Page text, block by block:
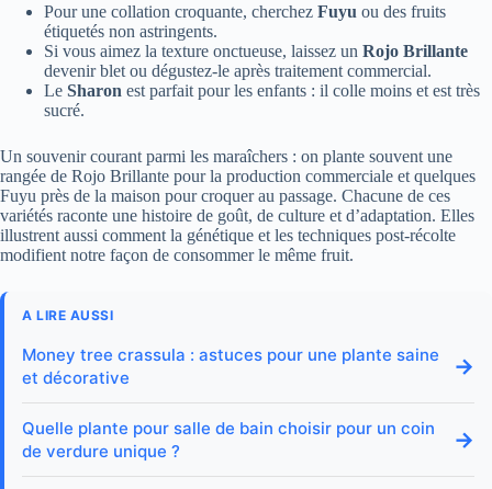
Pour une collation croquante, cherchez Fuyu ou des fruits
étiquetés non astringents.
Si vous aimez la texture onctueuse, laissez un Rojo Brillante
devenir blet ou dégustez-le après traitement commercial.
Le Sharon est parfait pour les enfants : il colle moins et est très
sucré.
Un souvenir courant parmi les maraîchers : on plante souvent une
rangée de Rojo Brillante pour la production commerciale et quelques
Fuyu près de la maison pour croquer au passage. Chacune de ces
variétés raconte une histoire de goût, de culture et d’adaptation. Elles
illustrent aussi comment la génétique et les techniques post-récolte
modifient notre façon de consommer le même fruit.
A LIRE AUSSI
Money tree crassula : astuces pour une plante saine
et décorative
→
Quelle plante pour salle de bain choisir pour un coin
de verdure unique ?
→